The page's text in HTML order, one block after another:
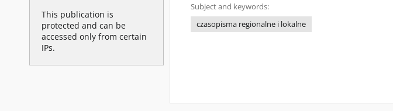
This publication is
protected and can be
accessed only from certain
IPs.
Subject and keywords:
czasopisma regionalne i lokalne